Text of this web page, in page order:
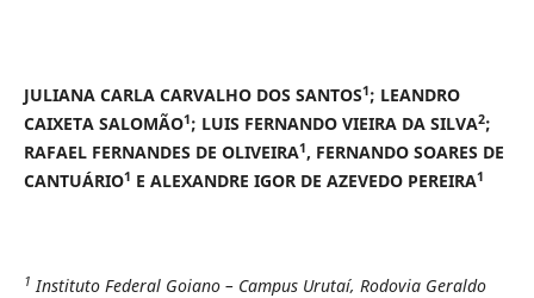
JULIANA CARLA CARVALHO DOS SANTOS1; LEANDRO
CAIXETA SALOMÃO1; LUIS FERNANDO VIEIRA DA SILVA2;
RAFAEL FERNANDES DE OLIVEIRA1, FERNANDO SOARES DE
CANTUÁRIO1 E ALEXANDRE IGOR DE AZEVEDO PEREIRA1
1 Instituto Federal Goiano – Campus Urutaí, Rodovia Geraldo